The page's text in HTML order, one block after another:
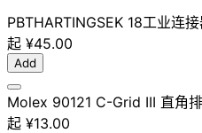
PBTHARTINGSEK 18工业连
起 ¥45.00
Add
Molex 90121 C-Grid III 直角
起 ¥13.00